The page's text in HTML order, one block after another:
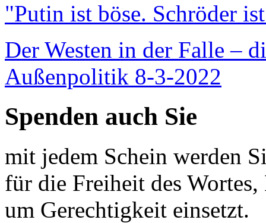
"Putin ist böse. Schröder
Der Westen in der Falle –
Außenpolitik 8-3-2022
Spenden auch Sie
mit jedem Schein werden
für die Freiheit des
um Gerechtigkeit einsetzt.